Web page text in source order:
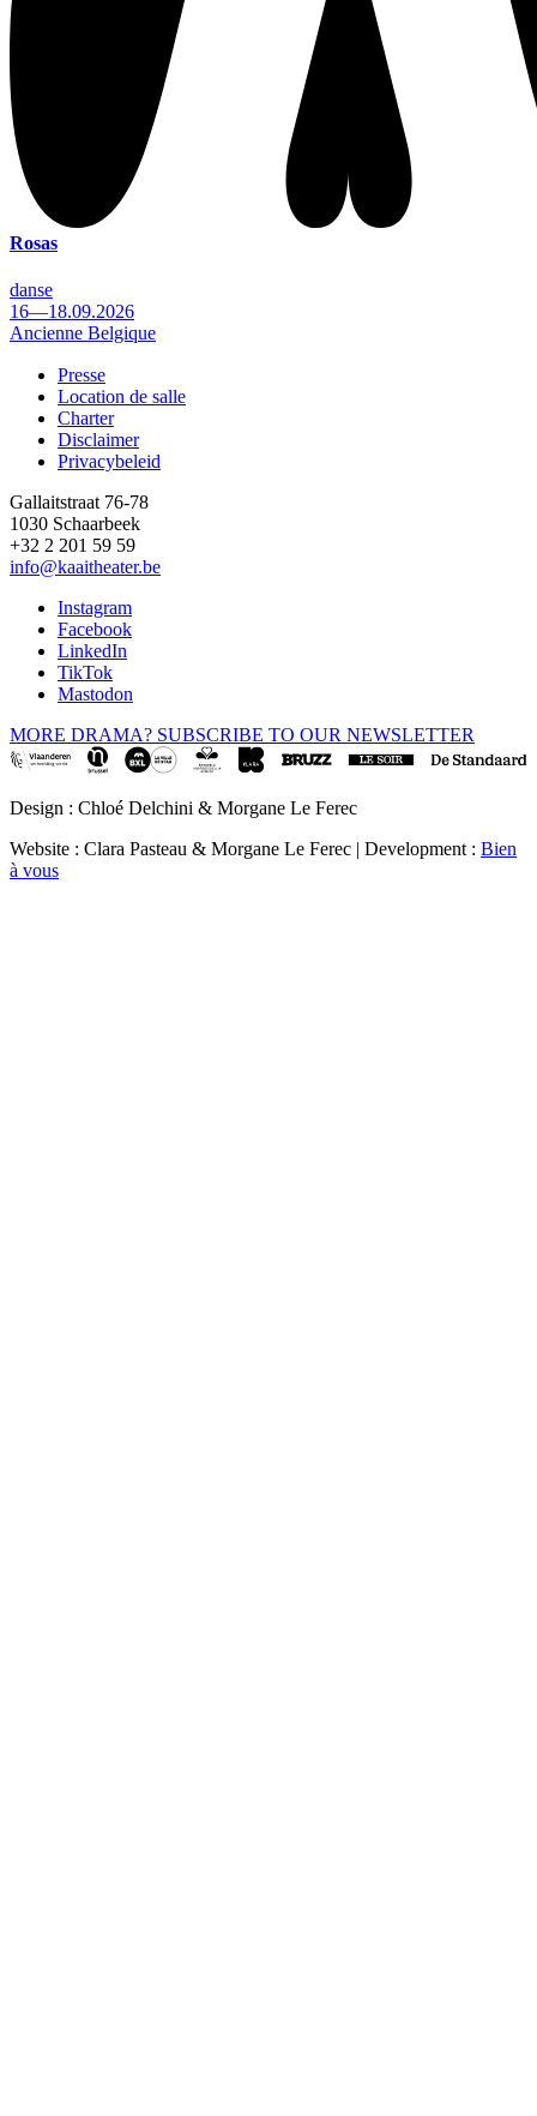
Rosas
danse
16—18.09.2026
Ancienne Belgique
Footer
Presse
Location de salle
Charter
Disclaimer
Privacybeleid
Gallaitstraat 76-78
1030 Schaarbeek
+32 2 201 59 59
info@kaaitheater.be
Instagram
Facebook
LinkedIn
TikTok
Mastodon
MORE DRAMA? SUBSCRIBE TO OUR NEWSLETTER
Design : Chloé Delchini & Morgane Le Ferec
Website : Clara Pasteau & Morgane Le Ferec | Development : Bien
à vous